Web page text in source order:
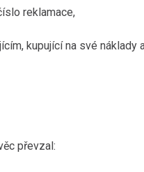
reklamace,
kupující na své
převzal: